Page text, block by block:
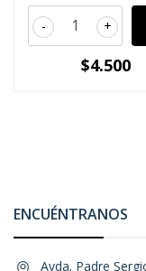
+
-
$4.500
ENCUÉNTRANOS
Avda. Padre